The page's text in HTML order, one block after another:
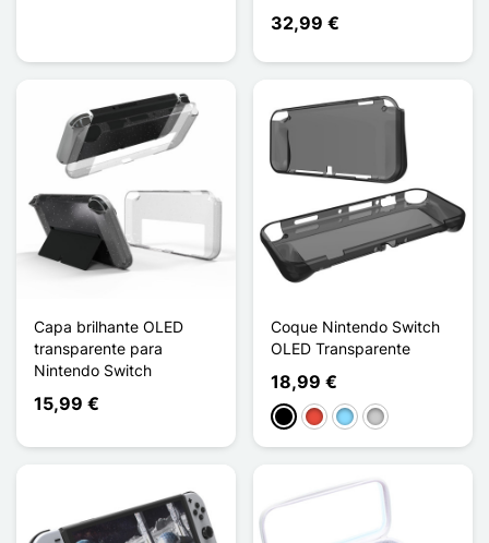
32,99 €
Capa brilhante OLED
transparente para
Nintendo Switch
15,99 €
Coque Nintendo Switch
OLED Transparente
18,99 €
PretoVermelho
Azul ClaroTransparente